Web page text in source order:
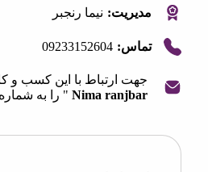
مدیریت: نیما رنجبر
تماس: 09233152604
جهت ارتباط با این کسب و کار عبارت
Nima ranjbar" را به شماره 10008590